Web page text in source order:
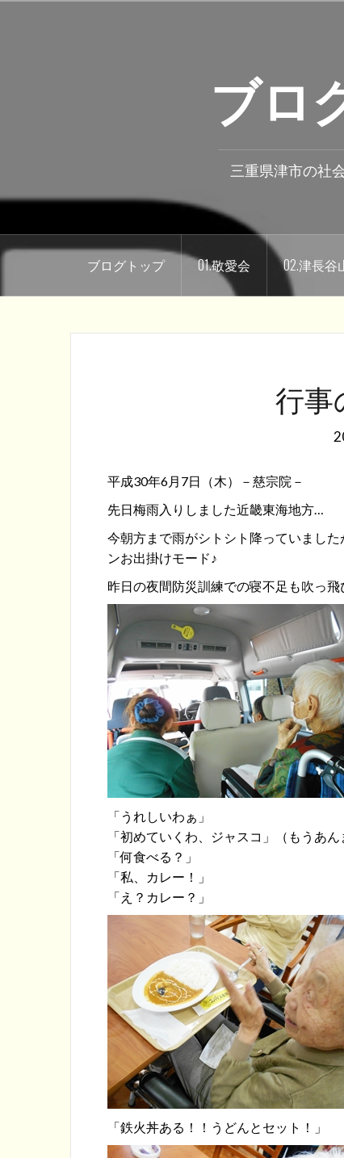
ブロ
三重県津市の社
ブログトップ 01.敬愛会 02.津長谷
行事
平成30年6月7日（木）－慈宗院－
先日梅雨入りしました近畿東海地方…
今朝方まで雨がシトシト降っていまし
ンお出掛けモード♪
昨日の夜間防災訓練での寝不足も吹っ飛
「うれしいわぁ」
「初めていくわ、ジャスコ」（もうあ
「何食べる？」
「私、カレー！」
「え？カレー？」
「鉄火丼ある！！うどんとセット！」